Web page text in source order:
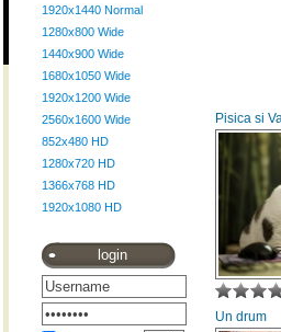
1920x1440 Normal
1280x800 Wide
1440x900 Wide
1680x1050 Wide
1920x1200 Wide
2560x1600 Wide
852x480 HD
1280x720 HD
1366x768 HD
1920x1080 HD
login
Pisica si
Un drum